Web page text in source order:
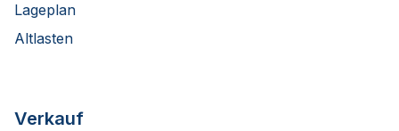
Lageplan
Altlasten
Verkauf